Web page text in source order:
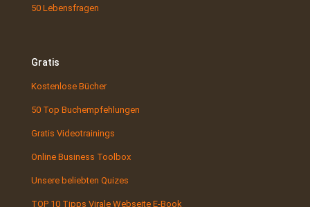
50 Lebensfragen
Gratis
Kostenlose Bücher
50 Top Buchempfehlungen
Gratis Videotrainings
Online Business Toolbox
Unsere beliebten Quizes
TOP 10 Tipps Virale Webseite E-Book